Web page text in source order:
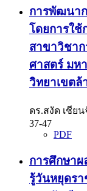
การพัฒนาก
โดยการใช้
สาขาวิชา
ศาสตร์ มห
วิทยาเขตล้
ดร.สงัด เชีย
37-47
PDF
การศึกษาผ
รู้วันหยุดร